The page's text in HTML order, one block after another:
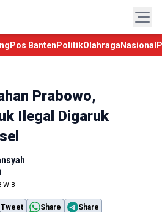
Pos Banten PolitikOlahraga Nasional
Prabowo,
Ilegal Digaruk
WIB
Tweet Share Share